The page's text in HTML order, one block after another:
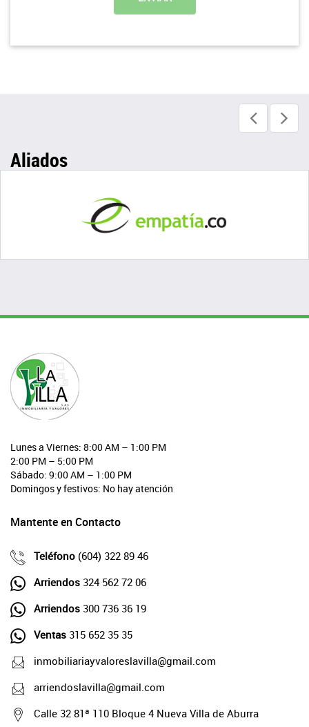
Aliados
Lunes a Viernes: 8:00 AM – 1:00 PM
2:00 PM – 5:00 PM
Sábado: 9:00 AM – 1:00 PM
Domingos y festivos: No hay atención
Mantente en Contacto
Teléfono (604) 322 89 46
Arriendos 324 562 72 06
Arriendos 300 736 36 19
Ventas 315 652 35 35
inmobiliariayvaloreslavilla@gmail.com
arriendoslavilla@gmail.com
Calle 32 81ª 110 Bloque 4 Nueva Villa de Aburra